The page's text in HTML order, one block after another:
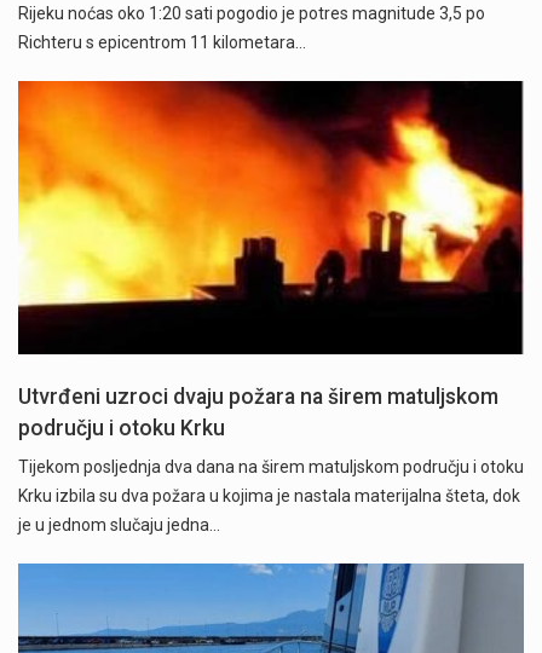
Rijeku noćas oko 1:20 sati pogodio je potres magnitude 3,5 po
Richteru s epicentrom 11 kilometara…
Utvrđeni uzroci dvaju požara na širem matuljskom
području i otoku Krku
Tijekom posljednja dva dana na širem matuljskom području i otoku
Krku izbila su dva požara u kojima je nastala materijalna šteta, dok
je u jednom slučaju jedna…